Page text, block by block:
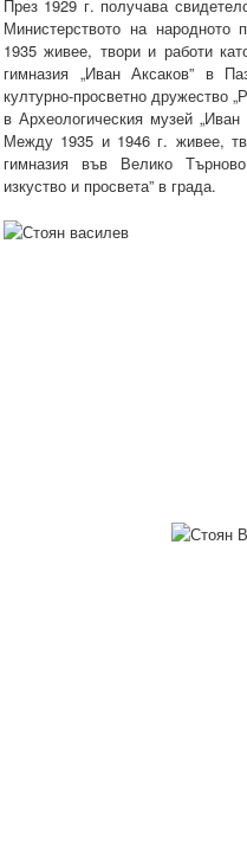
През 1929 г. получава
Министерството на
1935 живее, твори и работи
гимназия „Иван Аксаков” в
културно-просветно дружество
в Археологическия музей
Между 1935 и 1946 г. живее,
гимназия във Велико
изкуство и просвета” в града.